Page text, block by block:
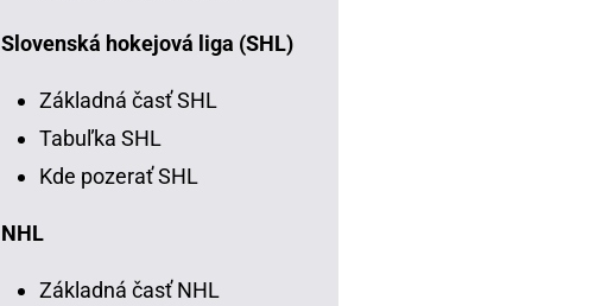
Slovenská hokejová liga (SHL)
Základná časť SHL
Tabuľka SHL
Kde pozerať SHL
NHL
Základná časť NHL